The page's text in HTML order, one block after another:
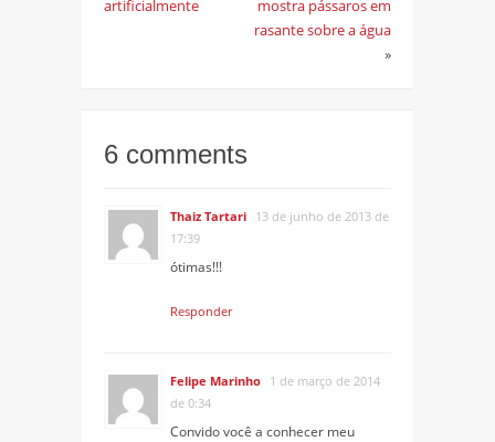
artificialmente
mostra pássaros em
rasante sobre a água
»
6 comments
Thaiz Tartari 13 de junho de 2013 de
17:39
ótimas!!!
Responder
Felipe Marinho 1 de março de 2014
de 0:34
Convido você a conhecer meu